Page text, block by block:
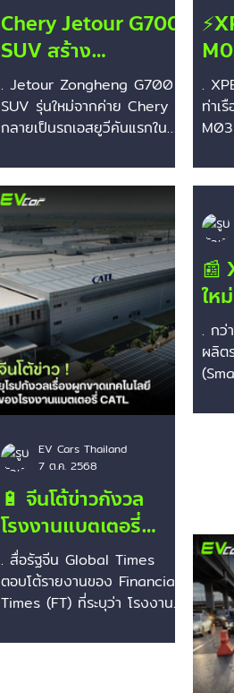
Chery Jetour G700
SUV สร้าง
ประวัติศาสตร์! ข้าม
แม่น้ำแยงซีได้สำเร็จ
ระยะทาง 1.5 กม.
. Jetour Zongheng G700
SUV รุ่นใหม่จากค่าย Chery
กลายเป็นรถเอสยูวีคันแรกใน
สำเร็จ ระยะทางรวมกว่า 1.48
กม. ใช้เวลาเพียง 22 นาที
ด้วยความเร็วเฉลี่ย 7 กม./ชม.
โดยตัวรถลอยน้ำได้มั่นคงด้วย
ระบบ 6-axis gyroscope
และระบบขับเคลื่อน 800V ไฮ
บริดซิลิคอนคาร์ไบด์ . ขับ
เคลื่อนด้วยเครื่องยนต์เบนซิน
เทอร์โบ 2.0 ลิตร และมอเตอร์
ไฟฟ้า ให้พลังรวม 751 แรงม้า
ระยะทางวิ่งสูงสุด 1,400 กม.
เตรียมเปิดตัวอย่างเป็นทางการ
ต้น 349,900 หยวน (ราว 1.8
ท
พร้
ตล
.
ท่าเ
จีนสู่
อีกก้
ตลา
M03
ตา
อัจฉ
ต้อ
ทั่วโ
เรีย
#รถไฟฟ้า
🔋 จีนโต้ข่าวกังวล
โรงงานแบตเตอรี่
CATL ในยุโรป “ไม่
ต้องห่วงเรื่องผูกขาด
เทคโนโลยี”
. สื่อรัฐจีน Global Times
ตอบโต้รายงานของ Financial
Times (FT) ที่ระบุว่า โรงงาน
สเปนอาจทำให้ยุโรปพึ่งพา
EV Cars Thailand
7 ต.ค. 2568
📰
ให
. กว่
ผลิต